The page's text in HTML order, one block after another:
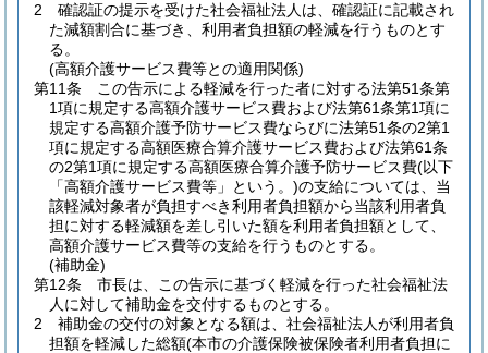
2
確認証の提示を受けた社会福祉法人は、確認証に記載され
た減額割合に基づき、利用者負担額の軽減を行うものとす
る。
(高額介護サービス費等との適用関係)
第11条
この告示による軽減を行った者に対する法第51条第
1項に規定する高額介護サービス費および法第61条第1項に
規定する高額介護予防サービス費ならびに法第51条の2第1
項に規定する高額医療合算介護サービス費および法第61条
の2第1項に規定する高額医療合算介護予防サービス費(以下
「高額介護サービス費等」という。)の支給については、当
該軽減対象者が負担すべき利用者負担額から当該利用者負
担に対する軽減額を差し引いた額を利用者負担額として、
高額介護サービス費等の支給を行うものとする。
(補助金)
第12条
市長は、この告示に基づく軽減を行った社会福祉法
人に対して補助金を交付するものとする。
2
補助金の交付の対象となる額は、社会福祉法人が利用者負
担額を軽減した総額(本市の介護保険被保険者利用者負担に